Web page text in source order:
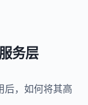
务层
后，如何将其高